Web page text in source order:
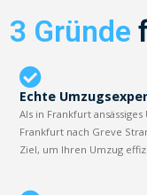
3 Gründe
Echte
Als in Frankfurt
Frankfurt nach Greve
Ziel, um Ihren Umzug